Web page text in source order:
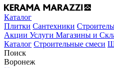
Каталог
Плитки Сантехники
Акции Услуги Магазины и
Каталог Строительные смеси
Поиск
Воронеж